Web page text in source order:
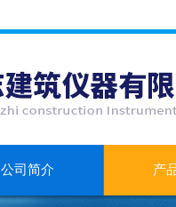
公司简介 产